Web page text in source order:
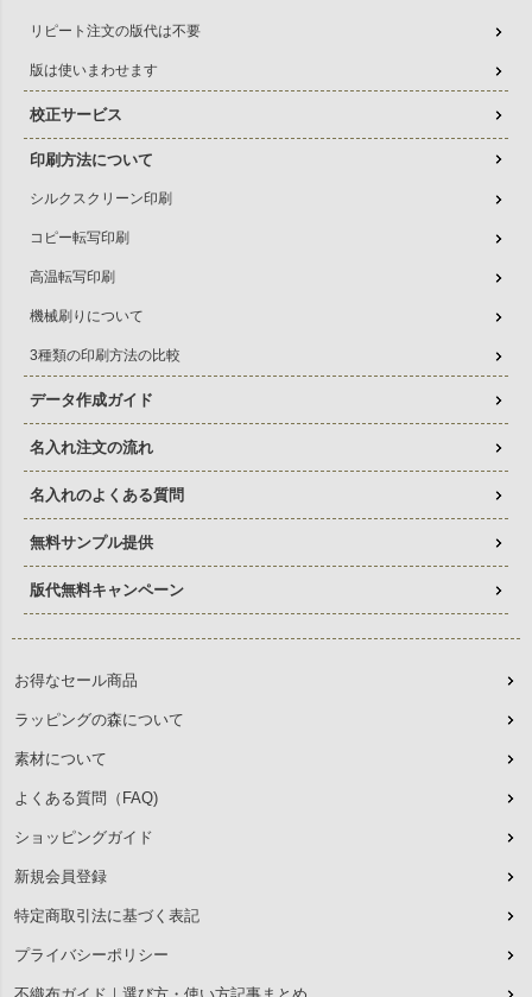
リピート注文の版代は不要
版は使いまわせます
校正サービス
印刷方法について
シルクスクリーン印刷
コピー転写印刷
高温転写印刷
機械刷りについて
3種類の印刷方法の比較
データ作成ガイド
名入れ注文の流れ
名入れのよくある質問
無料サンプル提供
版代無料キャンペーン
お得なセール商品
ラッピングの森について
素材について
よくある質問（FAQ)
ショッピングガイド
新規会員登録
特定商取引法に基づく表記
プライバシーポリシー